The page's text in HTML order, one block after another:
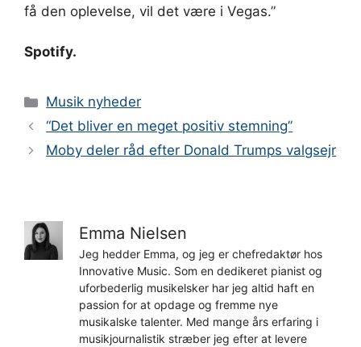
få den oplevelse, vil det være i Vegas.”
Spotify.
Kategorier
Musik nyheder
“Det bliver en meget positiv stemning”
Moby deler råd efter Donald Trumps valgsejr
Emma Nielsen
Jeg hedder Emma, og jeg er chefredaktør hos
Innovative Music. Som en dedikeret pianist og
uforbederlig musikelsker har jeg altid haft en
passion for at opdage og fremme nye
musikalske talenter. Med mange års erfaring i
musikjournalistik stræber jeg efter at levere